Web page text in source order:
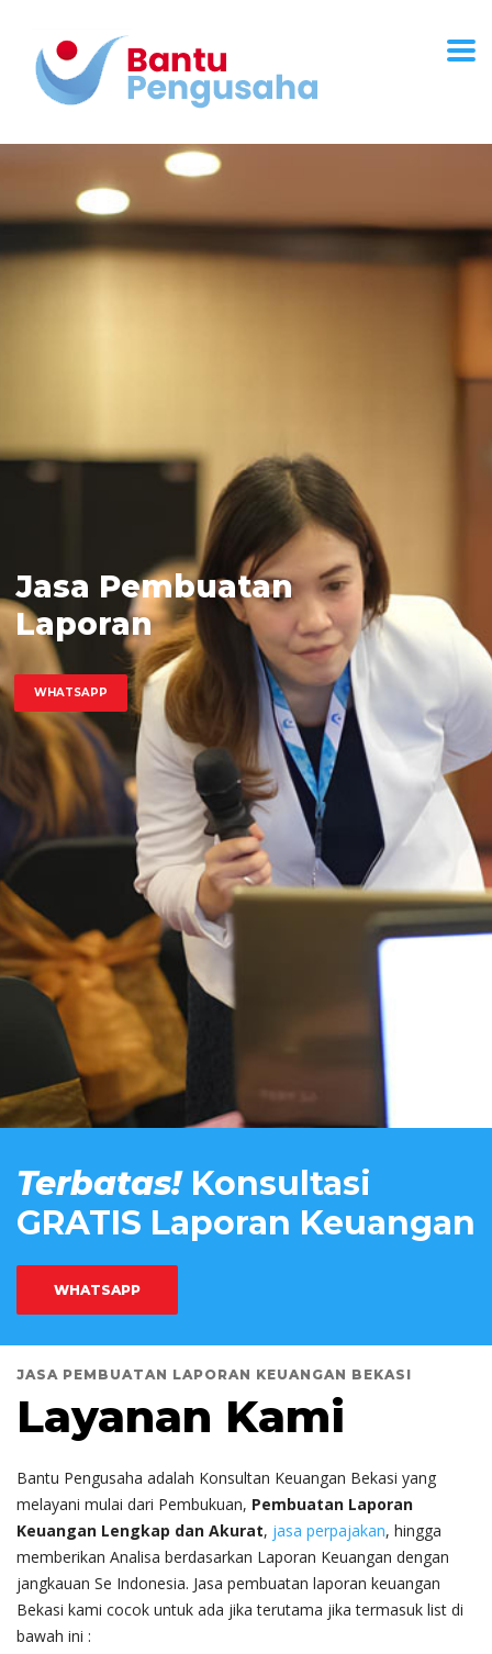
Jasa Pembuatan
Laporan
Keuangan
WHATSAPP
Terbatas! Konsultasi
GRATIS Laporan Keuangan
WHATSAPP
JASA PEMBUATAN LAPORAN KEUANGAN BEKASI
Layanan Kami
Bantu Pengusaha adalah Konsultan Keuangan Bekasi yang
melayani mulai dari Pembukuan, Pembuatan Laporan
Keuangan Lengkap dan Akurat, jasa perpajakan, hingga
memberikan Analisa berdasarkan Laporan Keuangan dengan
jangkauan Se Indonesia. Jasa pembuatan laporan keuangan
Bekasi kami cocok untuk ada jika terutama jika termasuk list di
bawah ini :